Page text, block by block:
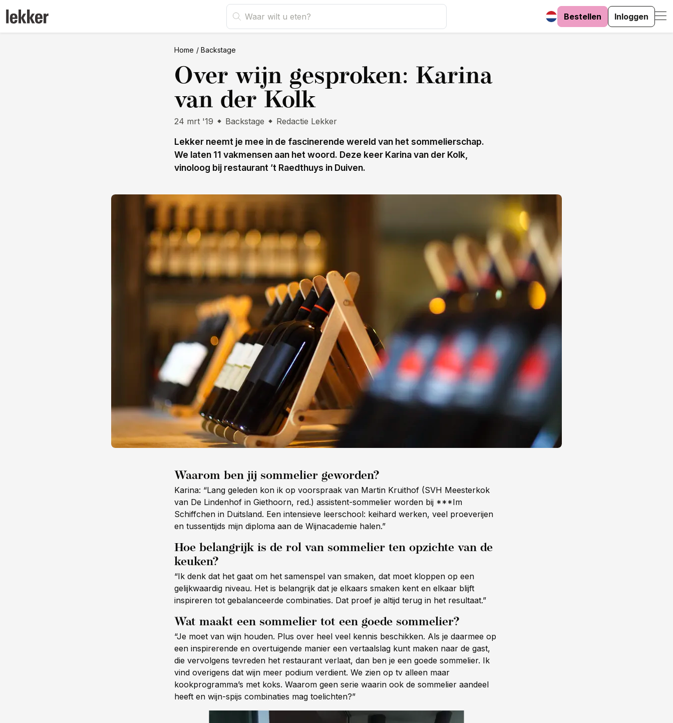
Bestellen Inloggen
Home Backstage
Over wijn gesproken: Karina
van der Kolk
24 mrt '19 Backstage Redactie Lekker
Lekker neemt je mee in de fascinerende wereld van het sommelierschap.
We laten 11 vakmensen aan het woord. Deze keer Karina van der Kolk,
vinoloog bij restaurant ’t Raedthuys in Duiven.
Waarom ben jij sommelier geworden?
Karina: “Lang geleden kon ik op voorspraak van Martin Kruithof (SVH Meesterkok
van De Lindenhof in Giethoorn, red.) assistent-sommelier worden bij ***Im
Schiffchen in Duitsland. Een intensieve leerschool: keihard werken, veel proeverijen
en tussentijds mijn diploma aan de Wijnacademie halen.”
Hoe belangrijk is de rol van sommelier ten opzichte van de
keuken?
“Ik denk dat het gaat om het samenspel van smaken, dat moet kloppen op een
gelijkwaardig niveau. Het is belangrijk dat je elkaars smaken kent en elkaar blijft
inspireren tot gebalanceerde combinaties. Dat proef je altijd terug in het resultaat.”
Wat maakt een sommelier tot een goede sommelier?
“Je moet van wijn houden. Plus over heel veel kennis beschikken. Als je daarmee op
een inspirerende en overtuigende manier een vertaalslag kunt maken naar de gast,
die vervolgens tevreden het restaurant verlaat, dan ben je een goede sommelier. Ik
vind overigens dat wijn meer podium verdient. We zien op tv alleen maar
kookprogramma’s met koks. Waarom geen serie waarin ook de sommelier aandeel
heeft en wijn-spijs combinaties mag toelichten?”